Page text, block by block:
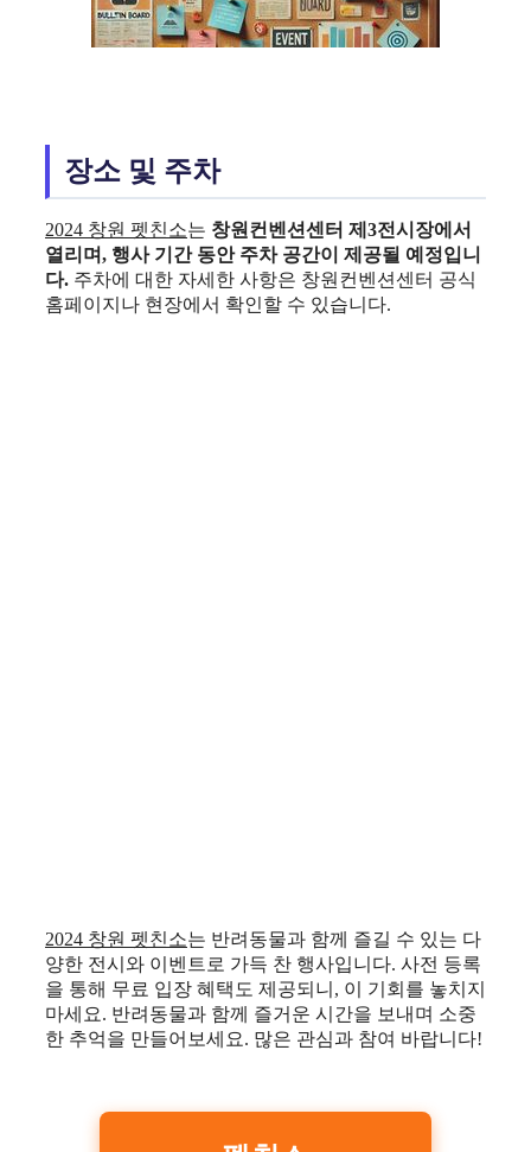
장소 및 주차
2024 창원 펫친소는 창원컨벤션센터 제3전시장에서
열리며, 행사 기간 동안 주차 공간이 제공될 예정입니
다. 주차에 대한 자세한 사항은 창원컨벤션센터 공식
홈페이지나 현장에서 확인할 수 있습니다.
2024 창원 펫친소는 반려동물과 함께 즐길 수 있는 다
양한 전시와 이벤트로 가득 찬 행사입니다. 사전 등록
을 통해 무료 입장 혜택도 제공되니, 이 기회를 놓치지
마세요. 반려동물과 함께 즐거운 시간을 보내며 소중
한 추억을 만들어보세요. 많은 관심과 참여 바랍니다!